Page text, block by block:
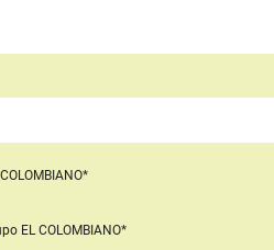
EL COLOMBIANO*